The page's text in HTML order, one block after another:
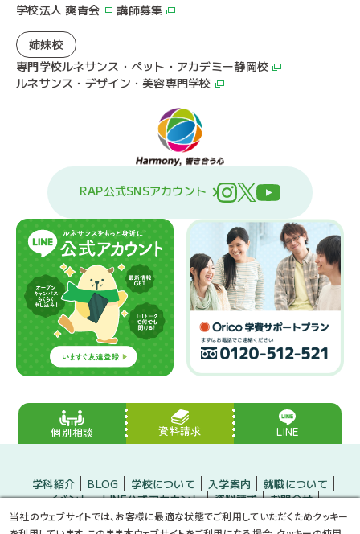
学校法人 爽青会 講師募集
姉妹校
専門学校ルネサンス・ペット・アカデミー静岡校
ルネサンス・デザイン・美容専門学校
RAP公式SNSアカウント
個別相談 資料請求 LINE
学科紹介 BLOG 学校について 入学案内
就職について
イベント
LINE公式アカウント 資料請求
お問合せ
入学をお考えの方
保護者の方
企業の方
小・中学生のみなさんへ
プライバシーポリシー サイトマップ
当社のウェブサイトでは、お客様に最適な状態でご利用していただくためクッキー